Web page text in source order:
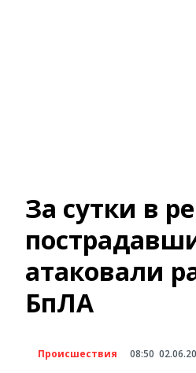
За сутки в
атаковали
БпЛА
Происшествия 08:50